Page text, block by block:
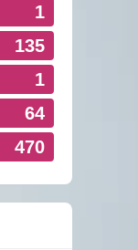
1
135
1
64
470